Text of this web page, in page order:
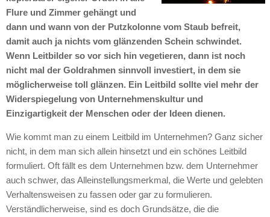
Flure und Zimmer gehängt und
dann und wann von der Putzkolonne vom Staub befreit,
damit auch ja nichts vom glänzenden Schein schwindet.
Wenn Leitbilder so vor sich hin vegetieren, dann ist noch
nicht mal der Goldrahmen sinnvoll investiert, in dem sie
möglicherweise toll glänzen. Ein Leitbild sollte viel mehr der
Widerspiegelung von Unternehmenskultur und
Einzigartigkeit der Menschen oder der Ideen dienen.
Wie kommt man zu einem Leitbild im Unternehmen? Ganz sicher
nicht, in dem man sich allein hinsetzt und ein schönes Leitbild
formuliert. Oft fällt es dem Unternehmen bzw. dem Unternehmer
auch schwer, das Alleinstellungsmerkmal, die Werte und gelebten
Verhaltensweisen zu fassen oder gar zu formulieren.
Verständlicherweise, sind es doch Grundsätze, die die